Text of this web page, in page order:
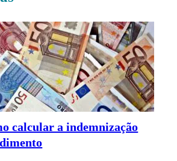
calcular a indemnização